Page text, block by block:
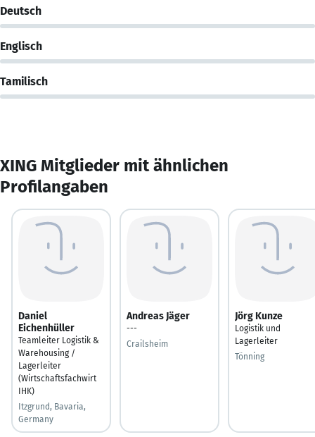
Deutsch
Englisch
Tamilisch
XING Mitglieder mit ähnlichen
Profilangaben
Daniel
Eichenhüller
Teamleiter Logistik &
Warehousing /
Lagerleiter
(Wirtschaftsfachwirt
IHK)
Itzgrund, Bavaria,
Germany
Andreas Jäger
---
Crailsheim
Jörg Kunze
Logistik und
Lagerleiter
Tönning